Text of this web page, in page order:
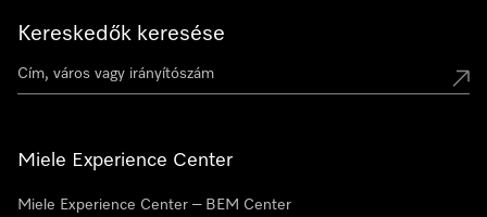
Kereskedők keresése
Miele Experience Center
Miele Experience Center – BEM Center